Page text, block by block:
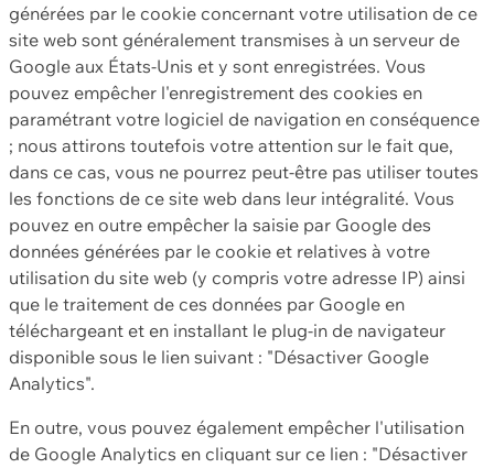
générées par le cookie concernant votre utilisation de ce
site web sont généralement transmises à un serveur de
Google aux États-Unis et y sont enregistrées. Vous
pouvez empêcher l'enregistrement des cookies en
paramétrant votre logiciel de navigation en conséquence
; nous attirons toutefois votre attention sur le fait que,
dans ce cas, vous ne pourrez peut-être pas utiliser toutes
les fonctions de ce site web dans leur intégralité. Vous
pouvez en outre empêcher la saisie par Google des
données générées par le cookie et relatives à votre
utilisation du site web (y compris votre adresse IP) ainsi
que le traitement de ces données par Google en
téléchargeant et en installant le plug-in de navigateur
disponible sous le lien suivant : "Désactiver Google
Analytics".
En outre, vous pouvez également empêcher l'utilisation
de Google Analytics en cliquant sur ce lien : "Désactiver